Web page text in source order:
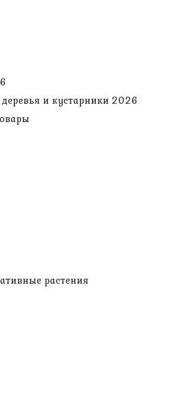
и кустарники 2026
растения